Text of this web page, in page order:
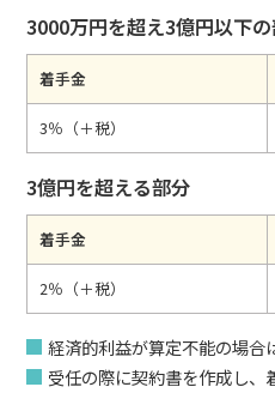
3000万円を超え3億円以下
着手金
3％（＋税）
3億円を超える部分
着手金
2％（＋税）
経済的利益が算定不能の場合
受任の際に契約書を作成し、